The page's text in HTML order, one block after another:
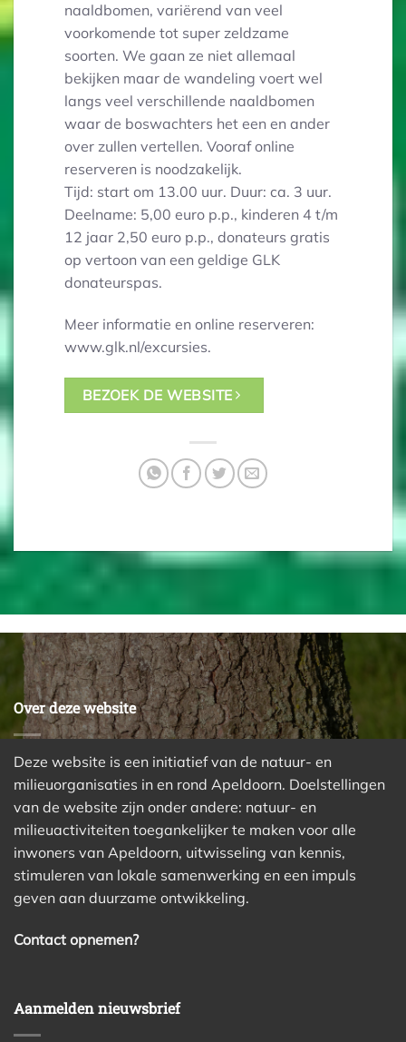
naaldbomen, variërend van veel
voorkomende tot super zeldzame
soorten. We gaan ze niet allemaal
bekijken maar de wandeling voert wel
langs veel verschillende naaldbomen
waar de boswachters het een en ander
over zullen vertellen. Vooraf online
reserveren is noodzakelijk.
Tijd: start om 13.00 uur. Duur: ca. 3 uur.
Deelname: 5,00 euro p.p., kinderen 4 t/m
12 jaar 2,50 euro p.p., donateurs gratis
op vertoon van een geldige GLK
donateurspas.
Meer informatie en online reserveren:
www.glk.nl/excursies.
BEZOEK DE WEBSITE
Over deze website
Deze website is een initiatief van de natuur- en
milieuorganisaties in en rond Apeldoorn. Doelstellingen
van de website zijn onder andere: natuur- en
milieuactiviteiten toegankelijker te maken voor alle
inwoners van Apeldoorn, uitwisseling van kennis,
stimuleren van lokale samenwerking en een impuls
geven aan duurzame ontwikkeling.
Contact opnemen?
Aanmelden nieuwsbrief